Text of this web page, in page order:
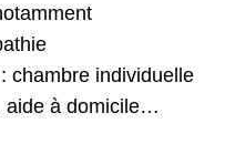
chambre individuelle
aide à domicile…